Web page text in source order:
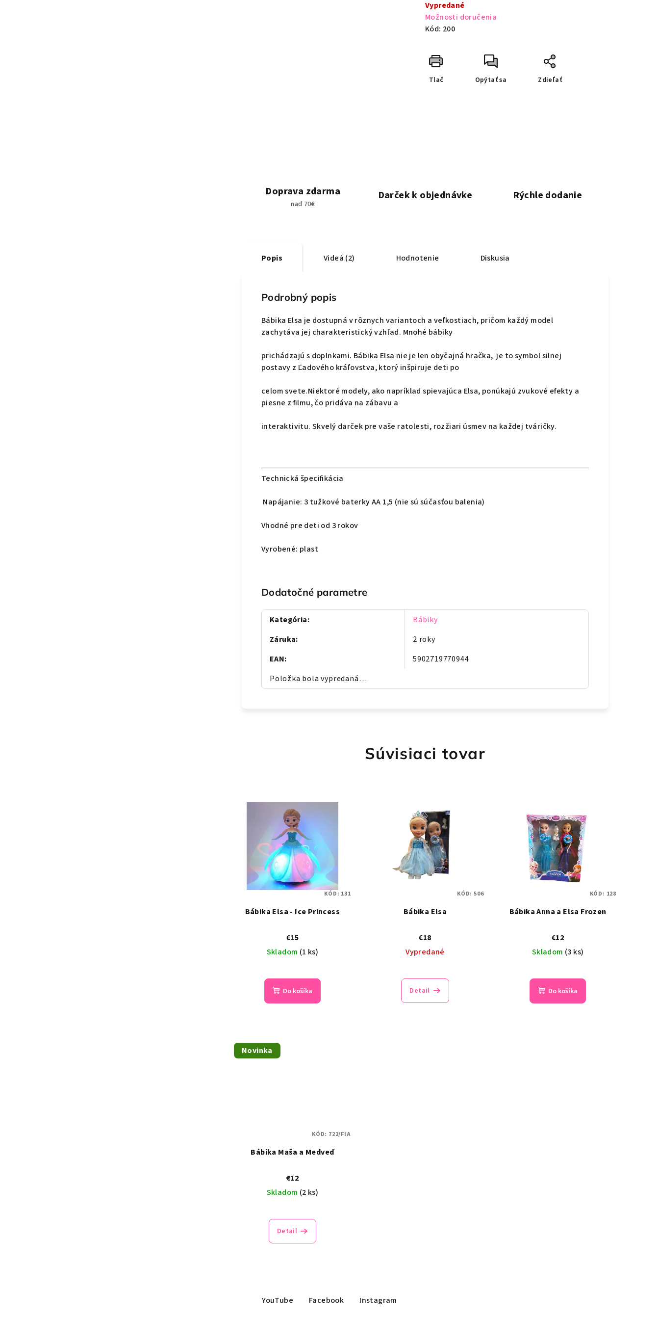
Vypredané
Možnosti doručenia
Kód: 200
Tlač Opýtať sa Zdieľať
Doprava zdarma
nad 70€
Darček k objednávke Rýchle dodanie
Popis Videá (2) Hodnotenie Diskusia
Podrobný popis
Bábika Elsa je dostupná v rôznych variantoch a veľkostiach, pričom každý model
zachytáva jej charakteristický vzhľad. Mnohé bábiky
prichádzajú s doplnkami. Bábika Elsa nie je len obyčajná hračka, je to symbol silnej
postavy z Ľadového kráľovstva, ktorý inšpiruje deti po
celom svete.Niektoré modely, ako napríklad spievajúca Elsa, ponúkajú zvukové efekty a
piesne z filmu, čo pridáva na zábavu a
interaktivitu.Skvelý darček pre vaše ratolesti, rozžiari úsmev na každej tváričky.
Technická špecifikácia
Napájanie: 3 tužkové baterky AA 1,5 (nie sú súčasťou balenia)
Vhodné pre deti od 3 rokov
Vyrobené: plast
Dodatočné parametre
Kategória:
Bábiky
Záruka:
2 roky
EAN:
5902719770944
Položka bola vypredaná…
Súvisiaci tovar
Bábika Elsa - Ice Princess
€15
Skladom (1 ks)
Do košíka
KÓD: 131
Bábika Elsa
€18
Vypredané
Detail
KÓD: 506
Bábika Anna a Elsa Frozen
€12
Skladom (3 ks)
Do košíka
KÓD: 128
Novinka
Bábika Maša a Medveď
€12
Skladom (2 ks)
Detail
KÓD: 722/FIA
YouTube Facebook Instagram